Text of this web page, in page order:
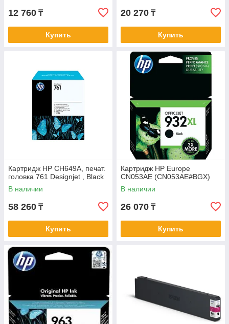
12 760 ₸
Купить
20 270 ₸
Купить
Картридж HP CH649A, печат.
головка 761 Designjet , Black
В наличии
58 260 ₸
Купить
Картридж HP Europe
CN053AE (CN053AE#BGX)
В наличии
26 070 ₸
Купить